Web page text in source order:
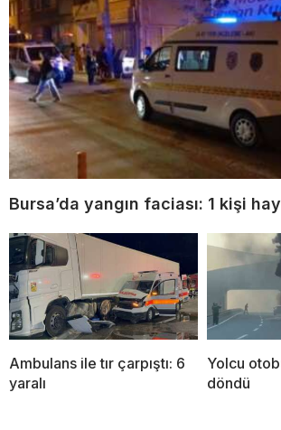
Bursa’da yangın faciası: 1 kişi
Ambulans ile tır çarpıştı: 6
yaralı
Yolcu
döndü